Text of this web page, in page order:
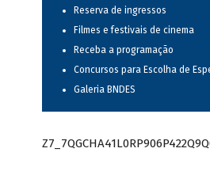
Reserva de ingressos
Filmes e festivais de cinema
Receba a programação
Concursos para Escolha de
Galeria BNDES